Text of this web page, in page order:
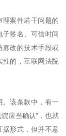
案件若干问题的
签名、可信时间
篡改的技术手段或
的，互联网法院
。该条款中，有一
应当确认”，也就
据形式，但并不意